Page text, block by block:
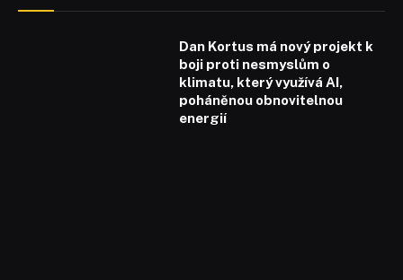
Dan Kortus má nový projekt k
boji proti nesmyslům o
klimatu, který využívá AI,
poháněnou obnovitelnou
energií